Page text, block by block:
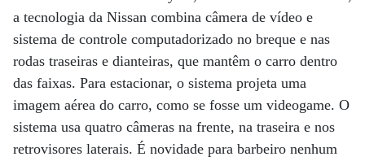
a tecnologia da Nissan combina câmera de vídeo e
sistema de controle computadorizado no breque e nas
rodas traseiras e dianteiras, que mantêm o carro dentro
das faixas. Para estacionar, o sistema projeta uma
imagem aérea do carro, como se fosse um videogame. O
sistema usa quatro câmeras na frente, na traseira e nos
retrovisores laterais. É novidade para barbeiro nenhum